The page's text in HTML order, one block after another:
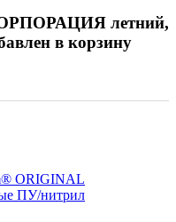
летний,
в корзину
ORIGINAL
ПУ/нитрил